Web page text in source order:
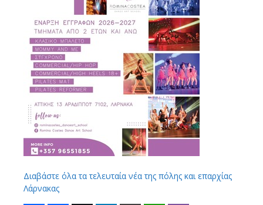
Διαβάστε όλα τα τελευταία νέα της πόλης και επαρχίας
Λάρνακας